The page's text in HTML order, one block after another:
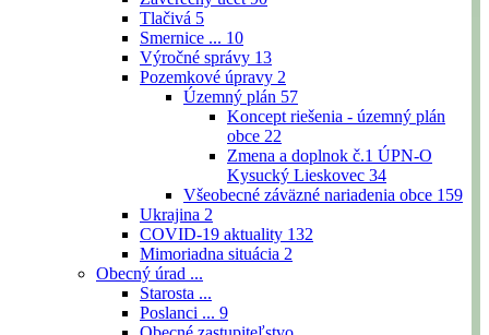
Tlačivá 5
Smernice ... 10
Výročné správy 13
Pozemkové úpravy 2
Územný plán 57
Koncept riešenia - územný plán
obce 22
Zmena a doplnok č.1 ÚPN-O
Kysucký Lieskovec 34
Všeobecné záväzné nariadenia obce 159
Ukrajina 2
COVID-19 aktuality 132
Mimoriadna situácia 2
Obecný úrad ...
Starosta ...
Poslanci ... 9